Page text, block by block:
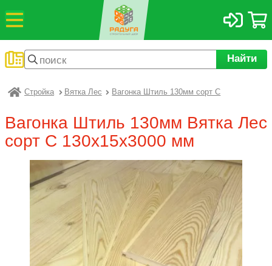
Найти
Радуга
Стройка Вятка Лес Вагонка Штиль 130мм сорт C
Вагонка Штиль 130мм Вятка Лес
сорт C 130х15х3000 мм